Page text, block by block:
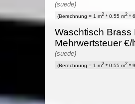
(suede)
(Berechnung = 1 m2 * 0.55 m2 *
Waschtisch Brass
Mehrwertsteuer €/
(suede)
(Berechnung = 1 m2 * 0.55 m2 *